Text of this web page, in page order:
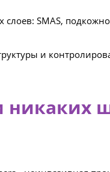
SMAS,
и
никаких